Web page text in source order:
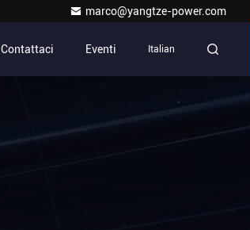
marco@yangtze-power.com
Contattaci Eventi Italian